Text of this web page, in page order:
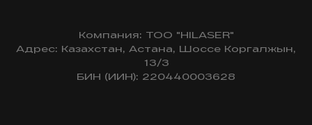
Компания: ТОО "HILASER"
Адрес: Казахстан, Астана, Шоссе Коргалжын,
13/3
БИН (ИИН): 220440003628